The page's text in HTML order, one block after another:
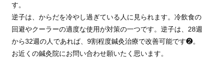
す。
逆子は、からだを冷やし過ぎている人に見られます。冷飲食の
回避やクーラーの適度な使用が対策の一つです。逆子は、28週
から32週の人であれば、9割程度鍼灸治療で改善可能です❷。
お近くの鍼灸院にお問い合わせ願いたく思います。